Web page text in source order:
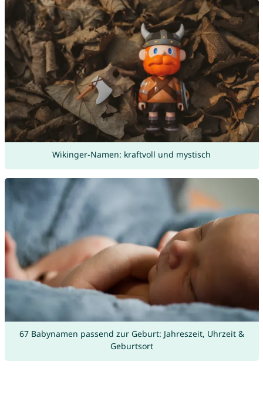
Wikinger-Namen: kraftvoll und mystisch
67 Babynamen passend zur Geburt: Jahreszeit, Uhrzeit &
Geburtsort